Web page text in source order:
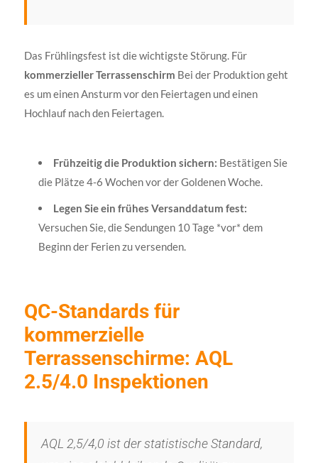
Das Frühlingsfest ist die wichtigste Störung. Für
kommerzieller Terrassenschirm Bei der Produktion geht
es um einen Ansturm vor den Feiertagen und einen
Hochlauf nach den Feiertagen.
Frühzeitig die Produktion sichern: Bestätigen Sie
die Plätze 4-6 Wochen vor der Goldenen Woche.
Legen Sie ein frühes Versanddatum fest:
Versuchen Sie, die Sendungen 10 Tage *vor* dem
Beginn der Ferien zu versenden.
QC-Standards für
kommerzielle
Terrassenschirme: AQL
2.5/4.0 Inspektionen
AQL 2,5/4,0 ist der statistische Standard,